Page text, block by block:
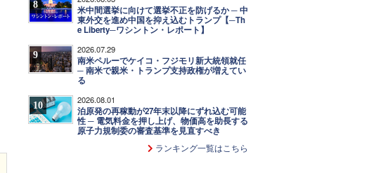
8
米中間選挙に向けて選挙不正を防げるか ─ 中
東外交を進め中国を抑え込むトランプ【─Th
e Liberty─ワシントン・レポート】
9 2026.07.29
南米ペルーでケイコ・フジモリ新大統領就任
─ 南米で親米・トランプ支持政権が増えてい
る
10 2026.08.01
泊原発の再稼動が27年末以降にずれ込む可能
性 ─ 電気料金を押し上げ、物価高を助長する
原子力規制委の審査基準を見直すべき
ランキング一覧はこちら